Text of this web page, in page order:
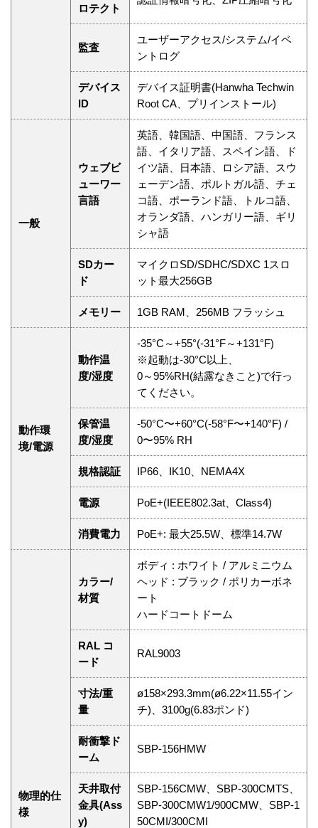
ロテクト
監査
ユーザーアクセス/システム/イベ
ントログ
デバイス
ID
デバイス証明書(Hanwha Techwin
Root CA、プリインストール)
一般
ウェブビ
ューワー
言語
英語、韓国語、中国語、フランス
語、イタリア語、スペイン語、ド
イツ語、日本語、ロシア語、スウ
ェーデン語、ポルトガル語、チェ
コ語、ポーランド語、トルコ語、
オランダ語、ハンガリー語、ギリ
シャ語
SDカー
ド
マイクロSD/SDHC/SDXC 1スロ
ット最大256GB
メモリー 1GB RAM、256MB フラッシュ
動作環
境/電源
動作温
度/湿度
-35°C～+55°(-31°F～+131°F)
※起動は-30°C以上、
0～95%RH(結露なきこと)で行っ
てください。
保管温
度/湿度
-50°C〜+60°C(-58°F〜+140°F) /
0〜95% RH
規格認証 IP66、IK10、NEMA4X
電源 PoE+(IEEE802.3at、Class4)
消費電力 PoE+: 最大25.5W、標準14.7W
物理的仕
様
カラー/
材質
ボディ : ホワイト / アルミニウム
ヘッド : ブラック / ポリカーボネ
ート
ハードコートドーム
RAL コ
ード
RAL9003
寸法/重
量
ø158×293.3mm(ø6.22×11.55イン
チ)、3100g(6.83ポンド)
耐衝撃ド
ーム
SBP-156HMW
天井取付
金具(Ass
y)
SBP-156CMW、SBP-300CMTS、
SBP-300CMW1/900CMW、SBP-1
50CMI/300CMI